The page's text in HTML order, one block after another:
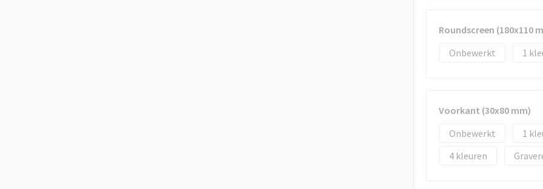
Roundscreen (180x110
Onbewerkt
1
Voorkant (30x80 mm)
Onbewerkt
1
4